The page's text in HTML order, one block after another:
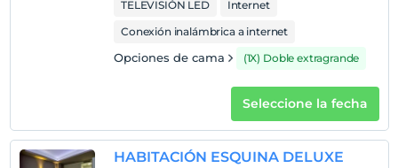
Mascotas no permitidas
Áreas para fumar
Los bebés menores de 2 no pagan
1 niño(s) hasta la edad de 6 por habitación no se cobra
TELEVISIÓN LED
Internet
Conexión inalámbrica a internet
Opciones de cama (1X) Doble extragrande
Seleccione la fecha
HABITACIÓN ESQUINA DELUXE